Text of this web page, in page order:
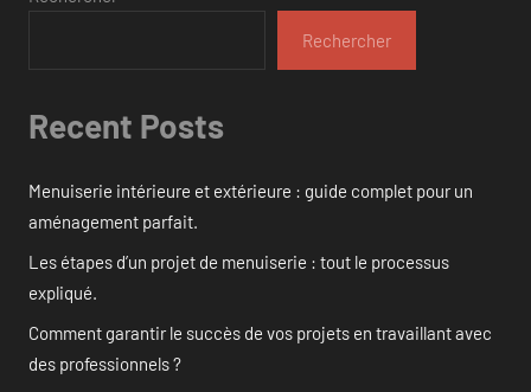
Rechercher
Recent Posts
Menuiserie intérieure et extérieure : guide complet pour un
aménagement parfait.
Les étapes d’un projet de menuiserie : tout le processus
expliqué.
Comment garantir le succès de vos projets en travaillant avec
des professionnels ?